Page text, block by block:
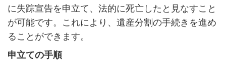
に失踪宣告を申立て、法的に死亡したと見なすこと
が可能です。これにより、遺産分割の手続きを進め
ることができます。
申立ての手順